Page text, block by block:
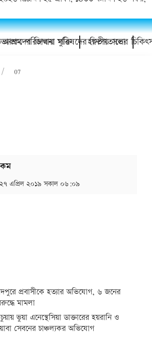
জিম্মায় মুক্তি হাসপাতালের
পরিচালনা পরিষদের দ্বিতীয় সভা
07
২৭ এপ্রিল ২০১৯ সকাল ০৬:০৯
প্রবাসীকে হত্যার অভিযোগ, ৬ জনের
মামলা
ভুয়া এনেস্থেসিয়া ডাক্তারের হয়রানি ও
সেবনের চাঞ্চল্যকর অভিযোগ